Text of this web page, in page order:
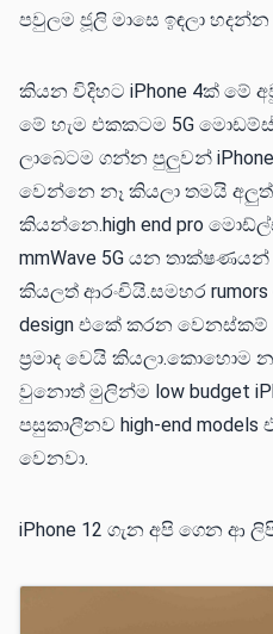
පවුලම ජූලි මාසෙ ඉඳලා
කියන විදිහට iPhone 4ක් මේ
මේ හැම එකකටම 5G
ලාබෙටම ගන්න පුලුවන්
වෙන්නෙ නෑ කියලා තමයි
කියන්නෙ.high end pro
mmWave 5G යන
කියලත් ආරංචියි.සමහර
design එකේ කරන වෙනස්කම්
ප්‍රමාද වෙයි කියලා.කොහොම
වුනොත් මුලින්ම low budget
පසුකාලීනව high-end
වෙනවා.
iPhone 12 ගැන අපි ගෙන ආ